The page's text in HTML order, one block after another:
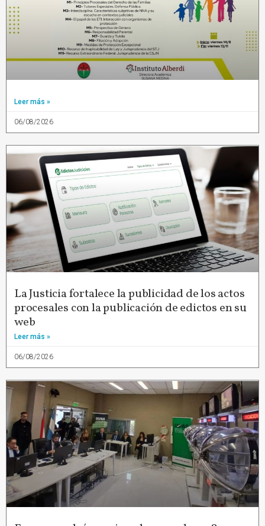
Leer más »
06/08/2026
La Justicia fortalece la publicidad de los actos
procesales con la publicación de edictos en su
web
Leer más »
06/08/2026